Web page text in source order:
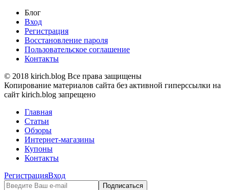
Блог
Вход
Регистрация
Восстановление пароля
Пользовательское соглашение
Контакты
© 2018 kirich.blog Все права защищены
Копирование материалов сайта без активной гиперссылки на
сайт kirich.blog запрещено
Главная
Статьи
Обзоры
Интернет-магазины
Купоны
Контакты
РегистрацияВход